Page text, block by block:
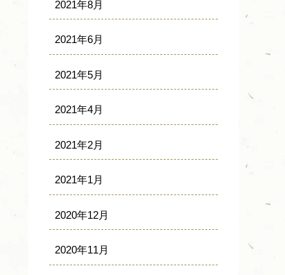
2021年8月
2021年6月
2021年5月
2021年4月
2021年2月
2021年1月
2020年12月
2020年11月